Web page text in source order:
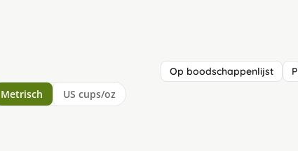
Op boodschappenlijst
Metrisch US cups/oz